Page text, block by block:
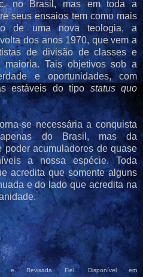
no Brasil, mas em toda a
seus ensaios tem como mais
de uma nova teologia, a
dos anos 1970, que vem a
de divisão de classes e
maioria. Tais objetivos sob a
e oportunidades, com
estáveis do tipo status quo
se necessária a conquista
do Brasil, mas da
poder acumuladores de quase
a nossa espécie. Toda
acredita que somente alguns
e do lado que acredita na
e Revisada Fiel. Disponível em